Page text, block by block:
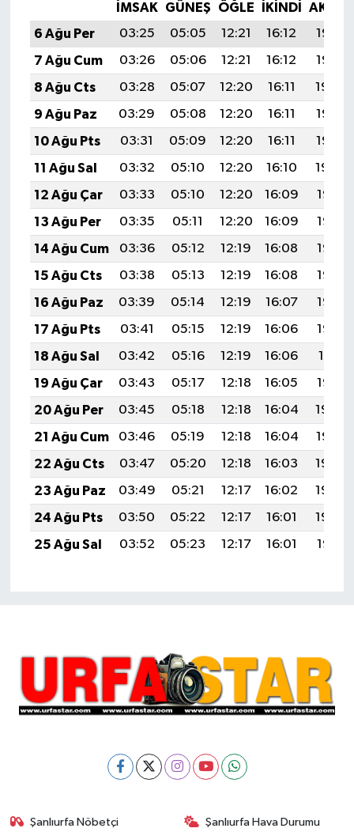
İMSAK GÜNEŞ ÖĞLE İKINDI
6 Ağu Per
03:25 05:05 12:21 16:12
19:27
7 Ağu Cum
03:26 05:06 12:21 16:12
19:25
8 Ağu Cts
03:28 05:07 12:20 16:11
19:24
9 Ağu Paz
03:29 05:08 12:20 16:11
19:23
10 Ağu Pts
03:31 05:09 12:20 16:11
19:22
11 Ağu Sal
03:32 05:10 12:20 16:10
19:20
12 Ağu Çar
03:33 05:10 12:20 16:09
19:19
13 Ağu Per
03:35 05:11 12:20 16:09
19:18
14 Ağu Cum
03:36 05:12 12:19 16:08
19:17
15 Ağu Cts
03:38 05:13 12:19 16:08
19:15
16 Ağu Paz
03:39 05:14 12:19 16:07
19:14
17 Ağu Pts
03:41 05:15 12:19 16:06
19:12
18 Ağu Sal
03:42 05:16 12:19 16:06
19:11
19 Ağu Çar
03:43 05:17 12:18 16:05
19:10
20 Ağu Per
03:45 05:18 12:18 16:04
19:08
21 Ağu Cum
03:46 05:19 12:18 16:04
19:07
22 Ağu Cts
03:47 05:20 12:18 16:03
19:05
23 Ağu Paz
03:49 05:21 12:17 16:02
19:04
24 Ağu Pts
03:50 05:22 12:17 16:01
19:02
25 Ağu Sal
03:52 05:23 12:17 16:01 19:01
Şanlıurfa Nöbetçi Şanlıurfa Hava Durumu